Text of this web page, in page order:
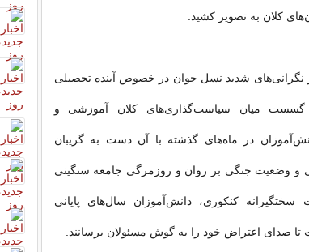
کلان به تصویر کشید.
نگرانی‌های شدید نسل جوان در خصوص آینده تحصیلی
میان سیاست‌گذاری‌های کلان آموزشی و
در ماه‌های گذشته با آن دست ‌به‌ گریبان
و وضعیت جنگی بر روان و روزمرگی جامعه سنگینی
کنکوری، دانش‌آموزان سال‌های پایانی
تا صدای اعتراض خود را به گوش مسئولان برسانند.